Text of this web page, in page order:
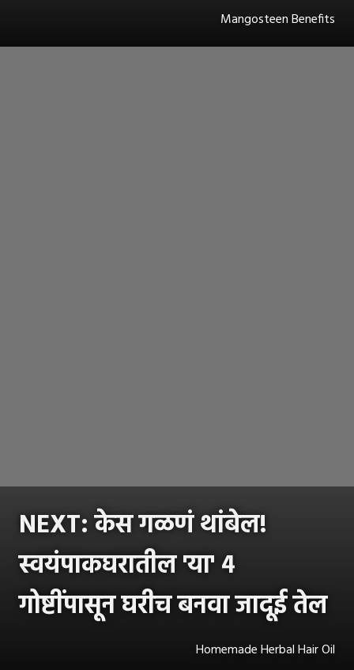
Mangosteen Benefits
NEXT: केस गळणं थांबेल!
स्वयंपाकघरातील 'या' ४
गोष्टींपासून घरीच बनवा जादूई तेल
Homemade Herbal Hair Oil